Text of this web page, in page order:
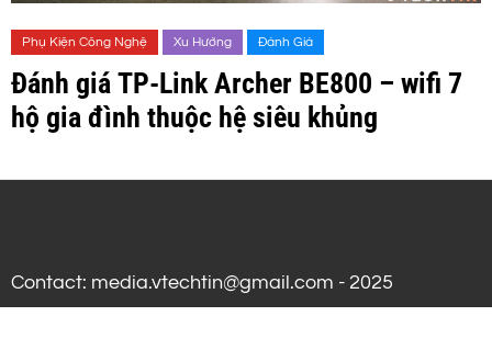
Phụ Kiện Công Nghệ Xu Hướng Đánh Giá
Đánh giá TP-Link Archer BE800 – wifi 7
hộ gia đình thuộc hệ siêu khủng
Contact: media.vtechtin@gmail.com - 2025